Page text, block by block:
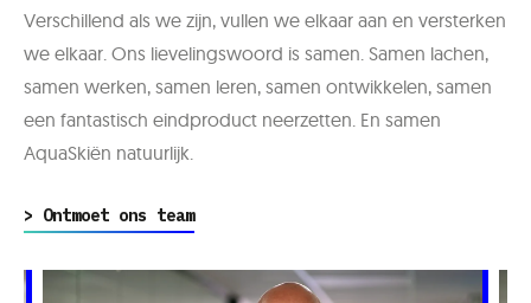
Verschillend als we zijn, vullen we elkaar aan en versterken
we elkaar. Ons lievelingswoord is samen. Samen lachen,
samen werken, samen leren, samen ontwikkelen, samen
een fantastisch eindproduct neerzetten. En samen
AquaSkiën natuurlijk.
> Ontmoet ons team